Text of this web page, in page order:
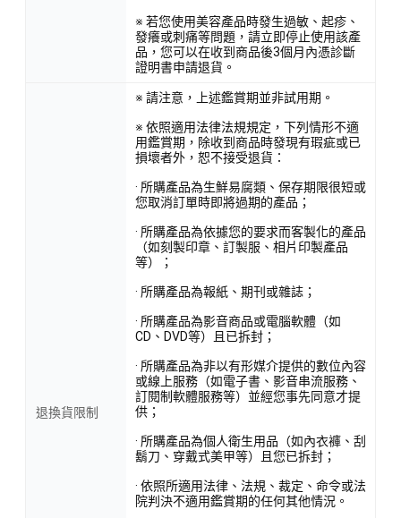
※ 若您使用美容產品時發生過敏、起疹、
發癢或刺痛等問題，請立即停止使用該產
品，您可以在收到商品後3個月內憑診斷
證明書申請退貨。
退換貨限制
※ 請注意，上述鑑賞期並非試用期。
※ 依照適用法律法規規定，下列情形不適
用鑑賞期，除收到商品時發現有瑕疵或已
損壞者外，恕不接受退貨：
· 所購產品為生鮮易腐類、保存期限很短或
您取消訂單時即將過期的產品；
· 所購產品為依據您的要求而客製化的產品
（如刻製印章、訂製服、相片印製產品
等）；
· 所購產品為報紙、期刊或雜誌；
· 所購產品為影音商品或電腦軟體（如
CD、DVD等）且已拆封；
· 所購產品為非以有形媒介提供的數位內容
或線上服務（如電子書、影音串流服務、
訂閱制軟體服務等）並經您事先同意才提
供；
· 所購產品為個人衛生用品（如內衣褲、刮
鬍刀、穿戴式美甲等）且您已拆封；
· 依照所適用法律、法規、裁定、命令或法
院判決不適用鑑賞期的任何其他情況。